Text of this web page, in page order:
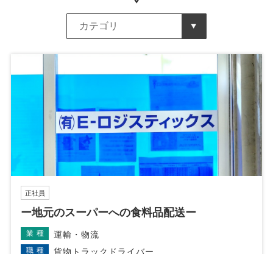
正社員
ー地元のスーパーへの食料品配送ー
業種 運輸・物流
職種 貨物トラックドライバー